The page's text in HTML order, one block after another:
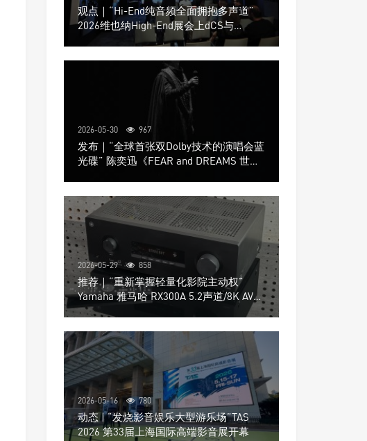
观点｜“Hi-End纯音频全面拥抱多声道”
2026维也纳High-End展会上dCS与
Trinnov Audio搭建多声道演示系统
2026-05-30 967
发布｜“全球首张双Dolby技术的演唱会蓝
光碟” 陈奕迅《FEAR and DREAMS 世界
2026-05-29 858
推荐｜“重新掌握轻量化影院主动权”
Yamaha 雅马哈 RX300A 5.2声道/8K AV放
大器
2026-05-16 780
动态 | “发烧影音娱乐大型游乐场”TAS
2026 第33届上海国际高端影音展开幕